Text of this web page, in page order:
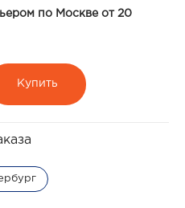
по Москве от 20
Купить